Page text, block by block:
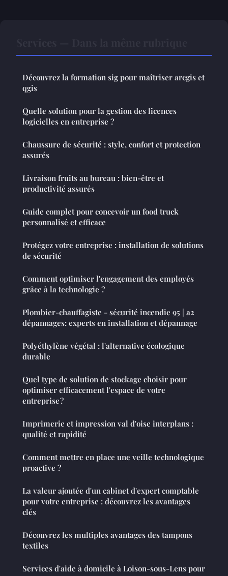
Découvrez la formation sig pour maîtriser arcgis et
qgis
Quelle solution pour la gestion des licences
logicielles en entreprise ?
Chaussure de sécurité : style, confort et protection
assurés
Livraison fruits au bureau : bien-être et
productivité assurés
Guide complet pour concevoir un food truck
personnalisé et efficace
Protégez votre entreprise : installation de solutions
de sécurité
Comment optimiser l'engagement des employés
grâce à la technologie ?
Plombier-chauffagiste - sécurité incendie 95 | a2
dépannages: experts en installation et dépannage
Polyéthylène végétal : l'alternative écologique
durable
Quel type de solution de stockage choisir pour
optimiser efficacement l'espace de votre
entreprise ?
Imprimerie et impression val d'oise interplans :
qualité et rapidité
Comment mettre en place une veille technologique
proactive ?
La valeur ajoutée d'un cabinet d'expert comptable
pour votre entreprise : découvrez les avantages
clés
Découvrez les multiples avantages des tampons
textiles
Services d'aide à domicile à Loison-sous-Lens pour